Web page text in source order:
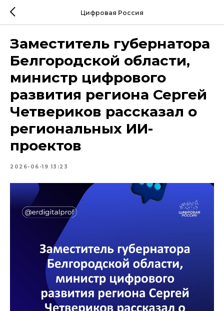
Цифровая Россия
Заместитель губернатора
Белгородской области,
министр цифрового
развития региона Сергей
Четвериков рассказал о
региональных ИИ-
проектов
2026-06-19 13:23